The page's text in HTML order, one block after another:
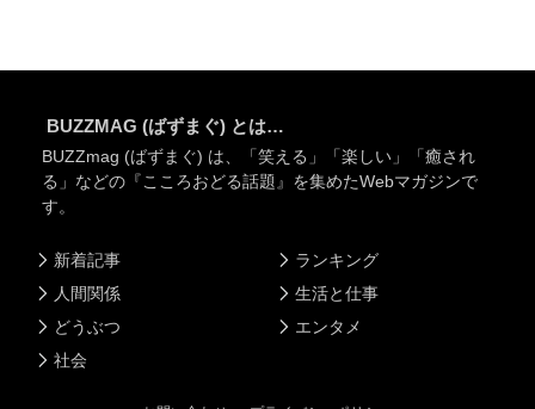
BUZZMAG (ばずまぐ) とは…
BUZZmag (ばずまぐ) は、「笑える」「楽しい」「癒され
る」などの『こころおどる話題』を集めたWebマガジンで
す。
新着記事
人間関係
どうぶつ
社会
ランキング
生活と仕事
エンタメ